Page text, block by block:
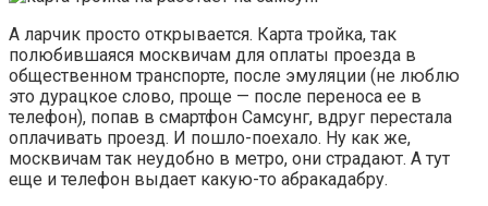
А ларчик просто открывается. Карта тройка, так
полюбившаяся москвичам для оплаты проезда в
общественном транспорте, после эмуляции (не люблю
это дурацкое слово, проще — после переноса ее в
телефон), попав в смартфон Самсунг, вдруг перестала
оплачивать проезд. И пошло-поехало. Ну как же,
москвичам так неудобно в метро, они страдают. А тут
еще и телефон выдает какую-то абракадабру.